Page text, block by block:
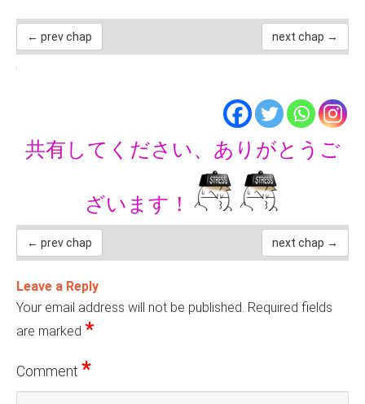
← prev chap next chap →
共有してください、ありがとうご
ざいます！
← prev chap next chap →
Leave a Reply
Your email address will not be published. Required fields
are marked *
Comment *